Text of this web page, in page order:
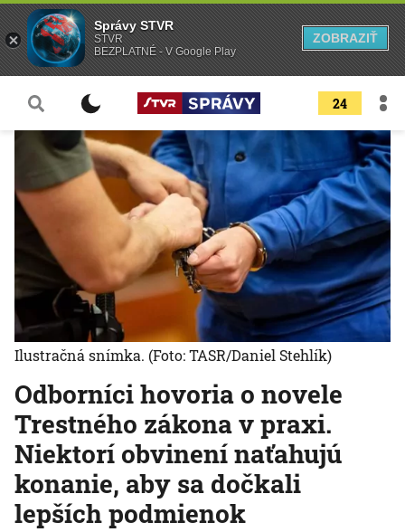
24
Odborníci hovoria o novele
Trestného zákona v praxi.
Niektorí obvinení naťahujú
konanie, aby sa dočkali
lepších podmienok
Ilustračná snímka. (Foto: TASR/Daniel Stehlík)
Správy STVR
STVR
BEZPLATNÉ - V Google Play
ZOBRAZIŤ